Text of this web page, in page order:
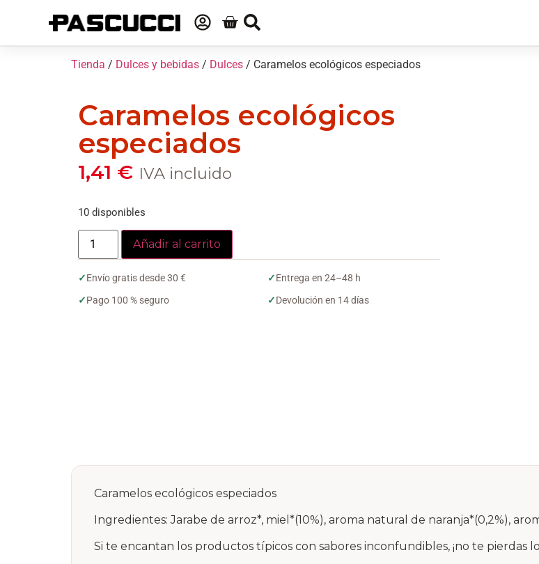
Tienda / Dulces y bebidas / Dulces / Caramelos ecológicos especiados
Caramelos ecológicos
especiados
1,41 € IVA incluido
10 disponibles
Añadir al carrito
✓Envío gratis desde 30 € ✓Entrega en 24–48 h
✓Pago 100 % seguro ✓Devolución en 14 días
Caramelos ecológicos especiados
Ingredientes: Jarabe de arroz*, miel*(10%), aroma natural de naranja*(0,2%),
Si te encantan los productos típicos con sabores inconfundibles, ¡no te pierdas